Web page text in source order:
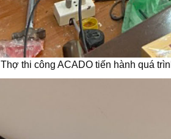
Thợ thi công ACADO tiến hành quá